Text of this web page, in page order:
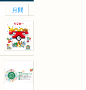
月間